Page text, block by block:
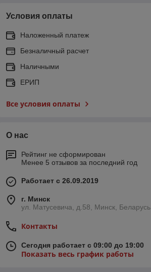
Условия оплаты
Наложенный платеж
Безналичный расчет
Наличными
ЕРИП
Все условия оплаты
О нас
Рейтинг не сформирован
Менее 5 отзывов за последний год
Работает с 26.09.2019
г. Минск
ул. Матусевича, д.58, Минск, Беларусь
Контакты
Сегодня работает с 09:00 до 19:00
Показать весь график работы